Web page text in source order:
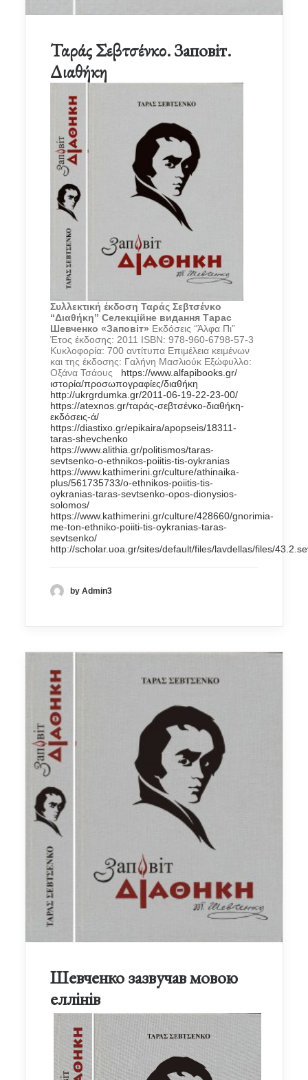
Ταράς Σεβτσένκο. Заповіт.
Διαθήκη
Συλλεκτική έκδοση Ταράς Σεβτσένκο
“Διαθήκη” Селекційне видання Тарас
Шевченко «Заповіт» Εκδόσεις “Άλφα Πι”
Έτος έκδοσης: 2011 ISBN: 978-960-6798-57-3
Κυκλοφορία: 700 αντίτυπα Επιμέλεια κειμένων
και της έκδοσης: Γαλήνη Μασλιούκ Εξώφυλλο:
Οξάνα Τσάους https://www.alfapibooks.gr/
ιστορία/προσωπογραφίες/διαθήκη
http://ukrgrdumka.gr/2011-06-19-22-23-00/
https://atexnos.gr/ταράς-σεβτσένκο-διαθήκη-
εκδόσεις-ά/
https://diastixo.gr/epikaira/apopseis/18311-
taras-shevchenko
https://www.alithia.gr/politismos/taras-
sevtsenko-o-ethnikos-poiitis-tis-oykranias
https://www.kathimerini.gr/culture/athinaika-
plus/561735733/o-ethnikos-poiitis-tis-
oykranias-taras-sevtsenko-opos-dionysios-
solomos/
https://www.kathimerini.gr/culture/428660/gnorimia-
me-ton-ethniko-poiiti-tis-oykranias-taras-
sevtsenko/
http://scholar.uoa.gr/sites/default/files/lavdellas/files/
by Admin3
Шевченко зазвучав мовою
еллінів